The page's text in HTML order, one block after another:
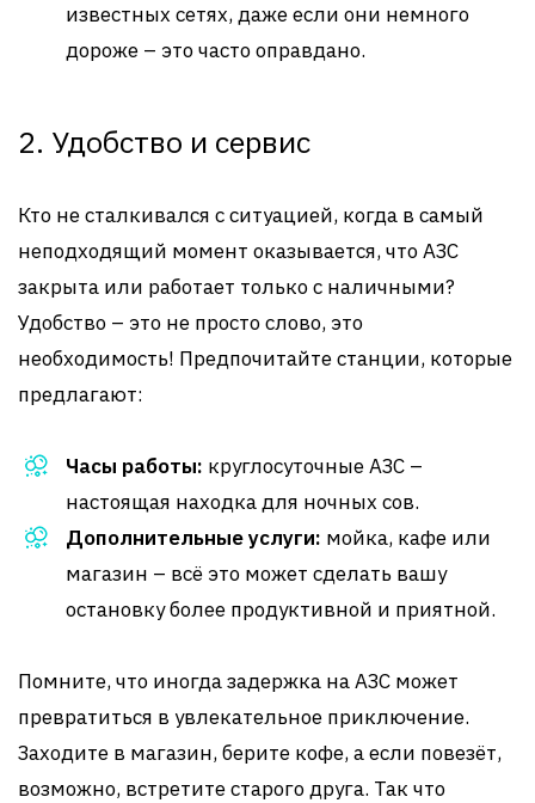
известных сетях, даже если они немного
дороже – это часто оправдано.
2. Удобство и сервис
Кто не сталкивался с ситуацией, когда в самый
неподходящий момент оказывается, что АЗС
закрыта или работает только с наличными?
Удобство – это не просто слово, это
необходимость! Предпочитайте станции, которые
предлагают:
Часы работы: круглосуточные АЗС –
настоящая находка для ночных сов.
Дополнительные услуги: мойка, кафе или
магазин – всё это может сделать вашу
остановку более продуктивной и приятной.
Помните, что иногда задержка на АЗС может
превратиться в увлекательное приключение.
Заходите в магазин, берите кофе, а если повезёт,
возможно, встретите старого друга. Так что